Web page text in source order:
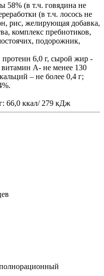
58% (в т.ч. говядина не
(в т.ч. лосось не
рис, желирующая добавка,
комплекс пребиотиков,
подорожник,
6,0 г, сырой жир -
витамин А- не менее 130
– не более 0,4 г;
66,0 ккал/ 279 кДж